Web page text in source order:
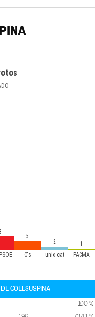
C's unio.cat PACMA
8
5
2 1
COLLSUSPINA
100 %